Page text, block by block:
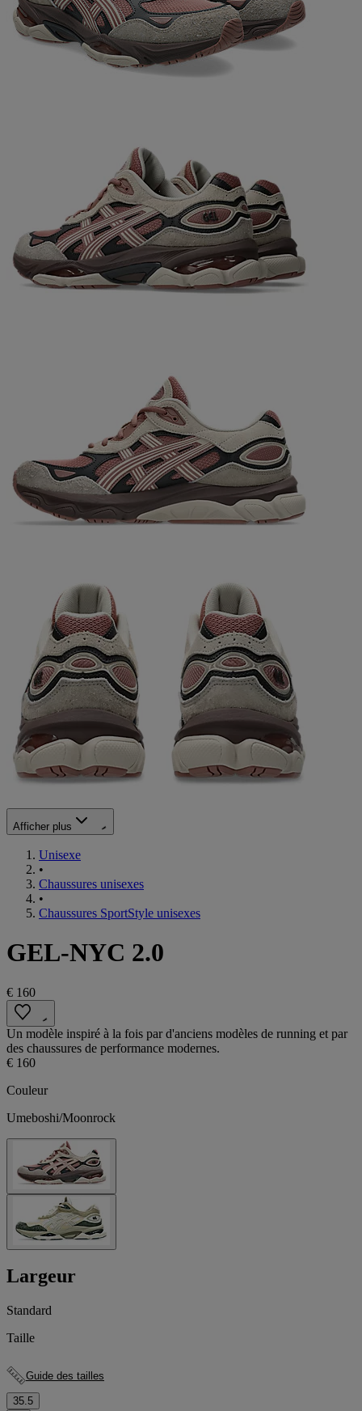
Afficher plus
Unisexe
•
Chaussures unisexes
•
Chaussures SportStyle unisexes
GEL-NYC 2.0
€ 160
Un modèle inspiré à la fois par d'anciens modèles de running et par
des chaussures de performance modernes.
€ 160
Couleur
Umeboshi/Moonrock
Largeur
Standard
Taille
Guide des tailles
35.5